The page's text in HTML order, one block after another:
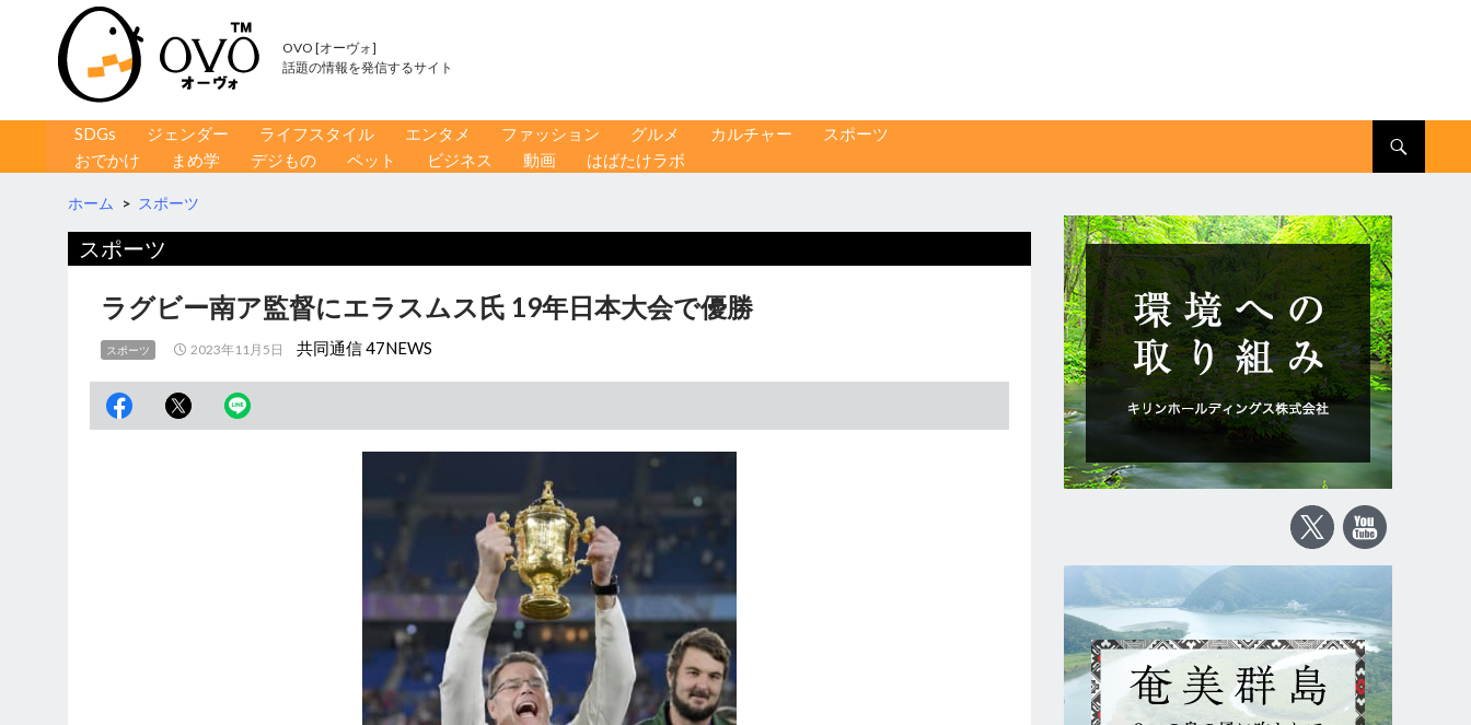
OVO [オーヴォ]
話題の情報を発信するサイト
コンテンツへ移動
SDGs ジェンダー ライフスタイル エンタメ ファッション グルメ カルチャー
スポーツ
おでかけ
まめ学 デジもの ペット ビジネス 動画 はばたけラボ
ホーム > スポーツ
スポーツ
ラグビー南ア監督にエラスムス氏 19年日本大会で優勝
スポーツ 2023年11月5日 共同通信 47NEWS